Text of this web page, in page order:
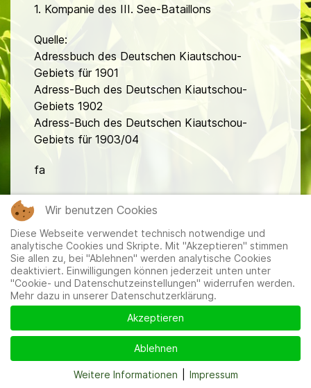
1. Kompanie des III. See-Bataillons
Quelle:
Adressbuch des Deutschen Kiautschou-
Gebiets für 1901
Adress-Buch des Deutschen Kiautschou-
Gebiets 1902
Adress-Buch des Deutschen Kiautschou-
Gebiets für 1903/04
fa
Mitglieder|Impressum|Datenschutzerklärung|Cookie-
und Datenschutzeinstellungen
Wir benutzen Cookies
Diese Webseite verwendet technisch notwendige und
analytische Cookies und Skripte. Mit "Akzeptieren" stimmen
Sie allen zu, bei "Ablehnen" werden analytische Cookies
deaktiviert. Einwilligungen können jederzeit unten unter
"Cookie- und Datenschutzeinstellungen" widerrufen werden.
Mehr dazu in unserer Datenschutzerklärung.
Akzeptieren
Ablehnen
Weitere Informationen Impressum